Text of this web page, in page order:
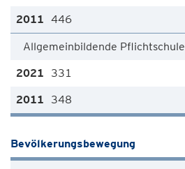
446
Allgemeinbildende Pflichtschule
331
348
Bevölkerungsbewegung